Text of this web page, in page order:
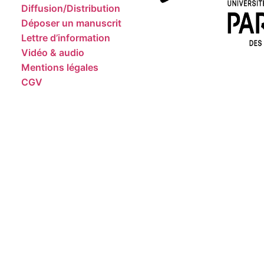
Diffusion/Distribution
Déposer un manuscrit
Lettre d’information
Vidéo & audio
Mentions légales
CGV